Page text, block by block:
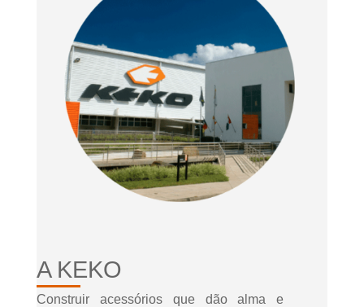
A KEKO
Construir acessórios que dão alma e